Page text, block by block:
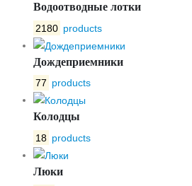
Водоотводные лотки
2180 products
Дождеприемники
77 products
Колодцы
18 products
Люки